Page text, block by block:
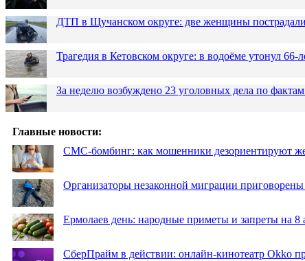
ДТП в Щучанском округе: две женщины
Трагедия в Кетовском округе: в водоёме утонул
За неделю возбуждено 23 уголовных дела по
Главные новости:
СМС-бомбинг: как мошенники дезориентируют
Организаторы незаконной миграции
Ермолаев день: народные приметы и запреты на 8
СберПрайм в действии: онлайн-кинотеатр Okko